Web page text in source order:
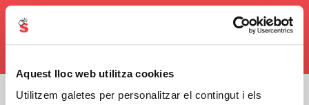
Aquest lloc web utilitza cookies
Utilitzem galetes per personalitzar el contingut i els
0,00€
Estàs veient l'assortiment de08338